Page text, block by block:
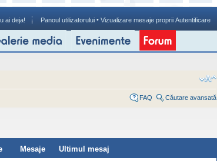
ai deja! Panoul utilizatorului • Vizualizare mesaje proprii Autentificare
FAQ Căutare avansată
Mesaje
Ultimul mesaj